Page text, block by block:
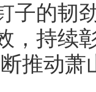
子的韧
，持续
推动